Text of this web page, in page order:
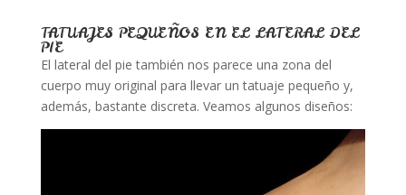
TATUAJES PEQUEÑOS EN EL LATERAL DEL
PIE
El lateral del pie también nos parece una zona del
cuerpo muy original para llevar un tatuaje pequeño y,
además, bastante discreta. Veamos algunos diseños: